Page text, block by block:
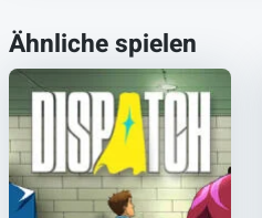
Ähnliche spielen